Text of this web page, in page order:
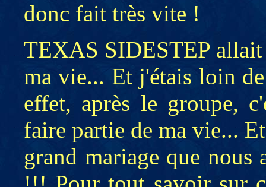
donc fait très vite !
TEXAS SIDESTEP
ma vie... Et j'étais loin
effet, après le groupe,
faire partie de ma vie...
grand mariage que